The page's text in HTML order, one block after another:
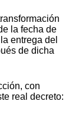
la fecha de
entrega del
de dicha
con
real decreto: